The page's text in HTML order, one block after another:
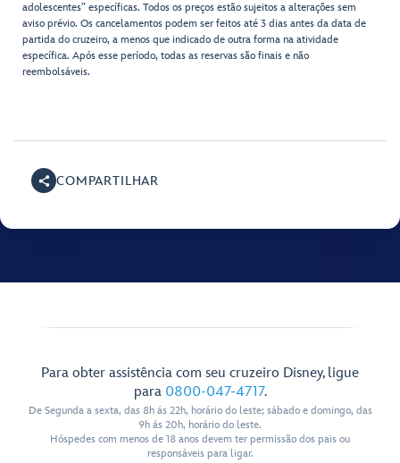
adolescentes” específicas. Todos os preços estão sujeitos a alterações sem
aviso prévio. Os cancelamentos podem ser feitos até 3 dias antes da data de
partida do cruzeiro, a menos que indicado de outra forma na atividade
específica. Após esse período, todas as reservas são finais e não
reembolsáveis.
COMPARTILHAR
Para obter assistência com seu cruzeiro Disney, ligue
para 0800-047-4717.
De Segunda a sexta, das 8h ás 22h, horário do leste; sábado e domingo, das
9h ás 20h, horário do leste.
Hóspedes com menos de 18 anos devem ter permissão dos pais ou
responsáveis para ligar.